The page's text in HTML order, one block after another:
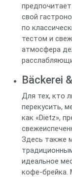
свой
по
тестом и
атмосфера
Bäckerei
Для тех, кто
перекусить,
как «Dietz»,
Здесь также
идеальное
кофе-брейка.